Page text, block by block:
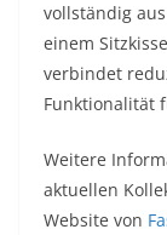
vollständig
einem
verbindet
Funktionalität
Weitere
aktuellen
Website von